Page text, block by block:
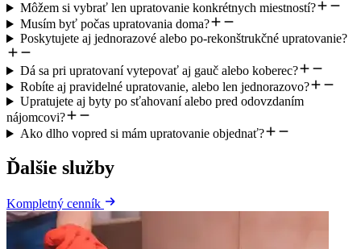
Môžem si vybrať len upratovanie konkrétnych miestností?
Musím byť počas upratovania doma?
Poskytujete aj jednorazové alebo po-rekonštrukčné upratovanie?
Dá sa pri upratovaní vytepovať aj gauč alebo koberec?
Robíte aj pravidelné upratovanie, alebo len jednorazovo?
Upratujete aj byty po sťahovaní alebo pred odovzdaním
nájomcovi?
Ako dlho vopred si mám upratovanie objednať?
Ďalšie služby
Kompletný cenník